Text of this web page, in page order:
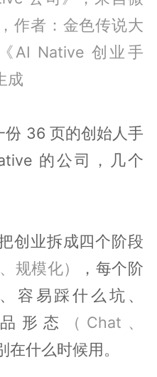
，作者：金色传说大
AI Native 创业手
成
36 页的创始人手
的公司，几个
创业拆成四个阶段
规模化）
，每个阶
容易踩什么坑、
形态
（Chat、
在什么时候用。